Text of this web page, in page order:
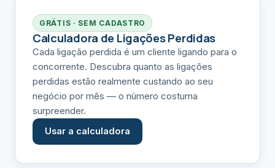
GRÁTIS · SEM CADASTRO
Calculadora de Ligações Perdidas
Cada ligação perdida é um cliente ligando para o
concorrente. Descubra quanto as ligações
perdidas estão realmente custando ao seu
negócio por mês — o número costuma
surpreender.
Usar a calculadora